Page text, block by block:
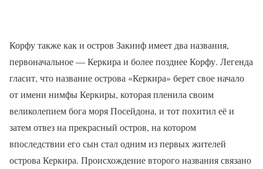
Корфу также как и остров Закинф имеет два названия,
первоначальное — Керкира и более позднее Корфу. Легенда
гласит, что название острова «Керкира» берет свое начало
от имени нимфы Керкиры, которая пленила своим
великолепием бога моря Посейдона, и тот похитил её и
затем отвез на прекрасный остров, на котором
впоследствии его сын стал одним из первых жителей
острова Керкира. Происхождение второго названия связано